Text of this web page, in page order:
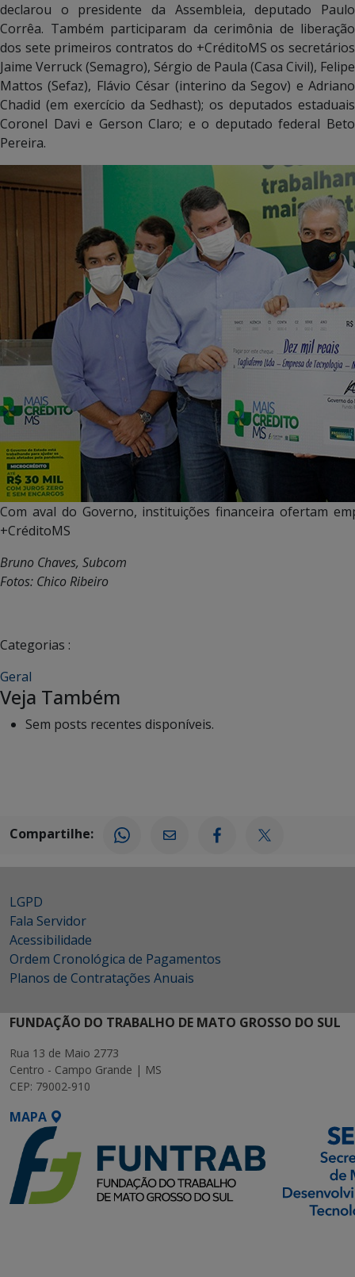
declarou o presidente da Assembleia, deputado Paulo
Corrêa. Também participaram da cerimônia de liberação
dos sete primeiros contratos do +CréditoMS os secretários
Jaime Verruck (Semagro), Sérgio de Paula (Casa Civil), Felipe
Mattos (Sefaz), Flávio César (interino da Segov) e Adriano
Chadid (em exercício da Sedhast); os deputados estaduais
Coronel Davi e Gerson Claro; e o deputado federal Beto
Pereira.
Com aval do Governo, instituições financeira ofertam
+CréditoMS
Bruno Chaves, Subcom
Fotos: Chico Ribeiro
Categorias :
Geral
Veja Também
Sem posts recentes disponíveis.
Compartilhe:
LGPD
Fala Servidor
Acessibilidade
Ordem Cronológica de Pagamentos
Planos de Contratações Anuais
FUNDAÇÃO DO TRABALHO DE MATO GROSSO DO SUL
Rua 13 de Maio 2773
Centro - Campo Grande | MS
CEP: 79002-910
MAPA